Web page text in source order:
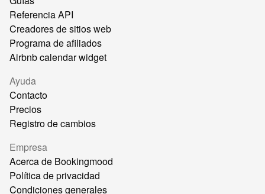
Referencia API
Creadores de sitios web
Programa de afiliados
Airbnb calendar widget
Ayuda
Contacto
Precios
Registro de cambios
Empresa
Acerca de Bookingmood
Política de privacidad
Condiciones generales